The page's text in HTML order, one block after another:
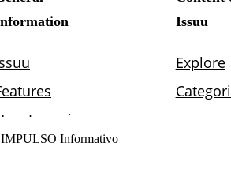
IMPULSO Informativo